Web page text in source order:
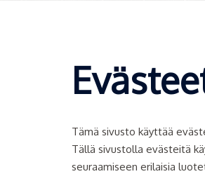
Tämä sivusto käyttää
Tällä sivustolla evästeitä
seuraamiseen erilaisia